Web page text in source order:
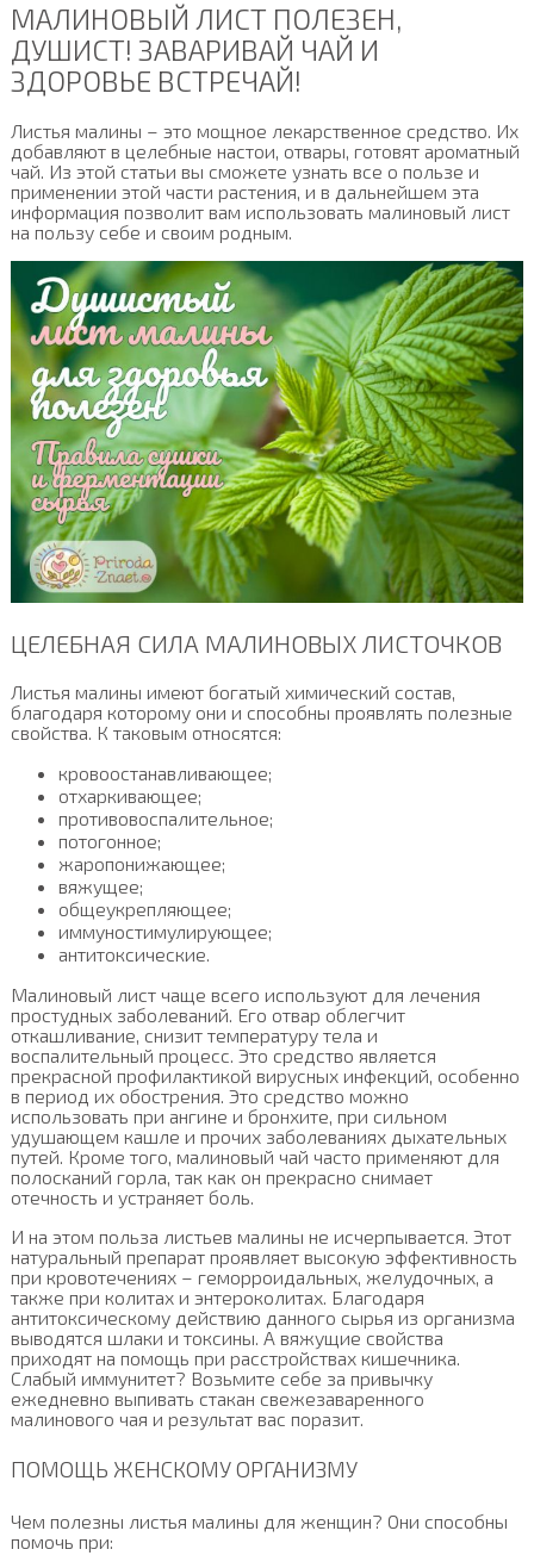
МАЛИНОВЫЙ ЛИСТ ПОЛЕЗЕН,
ДУШИСТ! ЗАВАРИВАЙ ЧАЙ И
ЗДОРОВЬЕ ВСТРЕЧАЙ!
Листья малины – это мощное лекарственное средство. Их
добавляют в целебные настои, отвары, готовят ароматный
чай. Из этой статьи вы сможете узнать все о пользе и
применении этой части растения, и в дальнейшем эта
информация позволит вам использовать малиновый лист
на пользу себе и своим родным.
ЦЕЛЕБНАЯ СИЛА МАЛИНОВЫХ ЛИСТОЧКОВ
Листья малины имеют богатый химический состав,
благодаря которому они и способны проявлять полезные
свойства. К таковым относятся:
кровоостанавливающее;
отхаркивающее;
противовоспалительное;
потогонное;
жаропонижающее;
вяжущее;
общеукрепляющее;
иммуностимулирующее;
антитоксические.
Малиновый лист чаще всего используют для лечения
простудных заболеваний. Его отвар облегчит
откашливание, снизит температуру тела и
воспалительный процесс. Это средство является
прекрасной профилактикой вирусных инфекций, особенно
в период их обострения. Это средство можно
использовать при ангине и бронхите, при сильном
удушающем кашле и прочих заболеваниях дыхательных
путей. Кроме того, малиновый чай часто применяют для
полосканий горла, так как он прекрасно снимает
отечность и устраняет боль.
И на этом польза листьев малины не исчерпывается. Этот
натуральный препарат проявляет высокую эффективность
при кровотечениях – геморроидальных, желудочных, а
также при колитах и энтероколитах. Благодаря
антитоксическому действию данного сырья из организма
выводятся шлаки и токсины. А вяжущие свойства
приходят на помощь при расстройствах кишечника.
Слабый иммунитет? Возьмите себе за привычку
ежедневно выпивать стакан свежезаваренного
малинового чая и результат вас поразит.
ПОМОЩЬ ЖЕНСКОМУ ОРГАНИЗМУ
Чем полезны листья малины для женщин? Они способны
помочь при: